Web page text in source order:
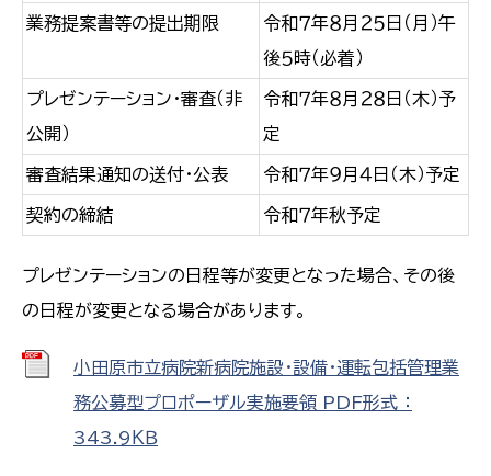
業務提案書等の提出期限
令和７年８月２５日（月）午
後５時（必着）
プレゼンテーション・審査（非
公開）
令和７年８月２８日（木）予
定
審査結果通知の送付・公表 令和７年９月４日（木）予定
契約の締結 令和７年秋予定
プレゼンテーションの日程等が変更となった場合、その後
の日程が変更となる場合があります。
小田原市立病院新病院施設・設備・運転包括管理業
務公募型プロポーザル実施要領 PDF形式 ：
343.9ＫＢ